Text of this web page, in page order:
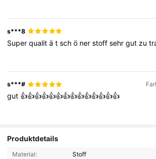
s***8
Superqualitätschö nerstoffsehrgut zu
s***#
gut 👍👍👍👍👍👍👍👍👍👍👍👍👍👍
Produktdetails
Material:
Stoff